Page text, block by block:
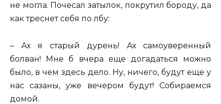
не могла. Почесал затылок, покрутил бороду, да
как треснет себя по лбу:
– Ах я старый дурень! Ах самоуверенный
болван! Мне б вчера еще догадаться можно
было, в чем здесь дело. Ну, ничего, будут еще у
нас сазаны, уже вечером будут! Собираемся
домой.